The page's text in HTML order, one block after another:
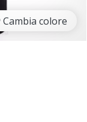
Cambia colore